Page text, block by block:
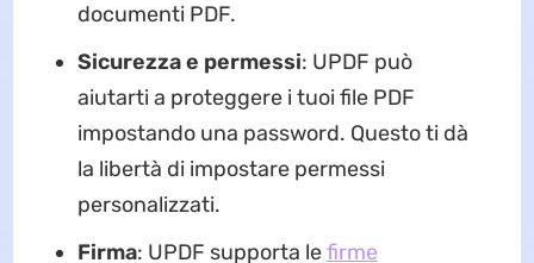
documenti PDF.
Sicurezza e permessi: UPDF può
aiutarti a proteggere i tuoi file PDF
impostando una password. Questo ti dà
la libertà di impostare permessi
personalizzati.
Firma: UPDF supporta lefirme